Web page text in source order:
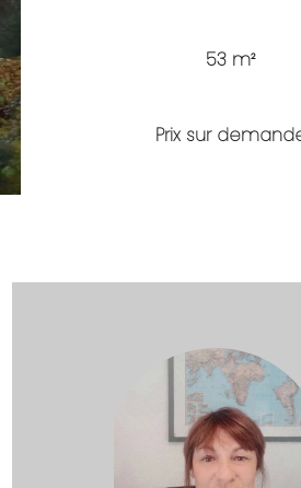
53 m²
Prix sur